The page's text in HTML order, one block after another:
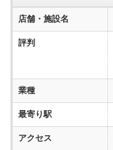
店舗・施設名
評判
業種
最寄り駅
アクセス